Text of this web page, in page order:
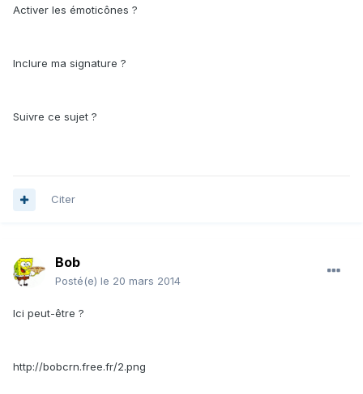
Activer les émoticônes ?
Inclure ma signature ?
Suivre ce sujet ?
Citer
Bob
Posté(e) le 20 mars 2014
Ici peut-être ?
http://bobcrn.free.fr/2.png